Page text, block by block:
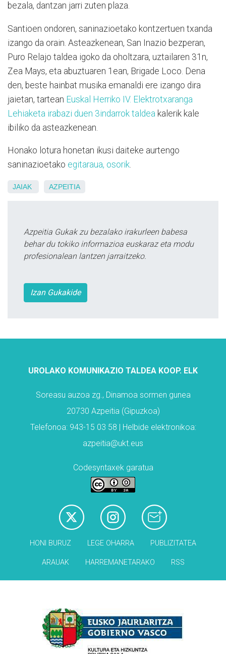
bezala, dantzan jarri zuten plaza.
Santioen ondoren, saninazioetako kontzertuen txanda
izango da orain. Asteazkenean, San Inazio bezperan,
Puro Relajo taldea igoko da oholtzara, uztailaren 31n,
Zea Mays, eta abuztuaren 1ean, Brigade Loco. Dena
den, beste hainbat musika emanaldi ere izango dira
jaietan, tartean Euskal Herriko IV. Elektrotxaranga
Lehiaketa irabazi duen 3indarrok taldea kalerik kale
ibiliko da asteazkenean.
Honako lotura honetan ikusi daiteke aurtengo
saninazioetako egitaraua, osorik.
JAIAK AZPEITIA
Azpeitia Gukak zu bezalako irakurleen babesa
behar du tokiko informazioa euskaraz eta modu
profesionalean lantzen jarraitzeko.
Izan Gukakide
UROLAKO KOMUNIKAZIO TALDEA KOOP. ELK
Soreasu auzoa zg., Dinamoa sormen gunea
20730 Azpeitia (Gipuzkoa)
Telefonoa: 943-15 03 58 | Helbide elektronikoa:
azpeitia@ukt.eus
Codesyntaxek garatua
HONI BURUZ LEGE OHARRA PUBLIZITATEA
ARAUAK HARREMANETARAKO RSS